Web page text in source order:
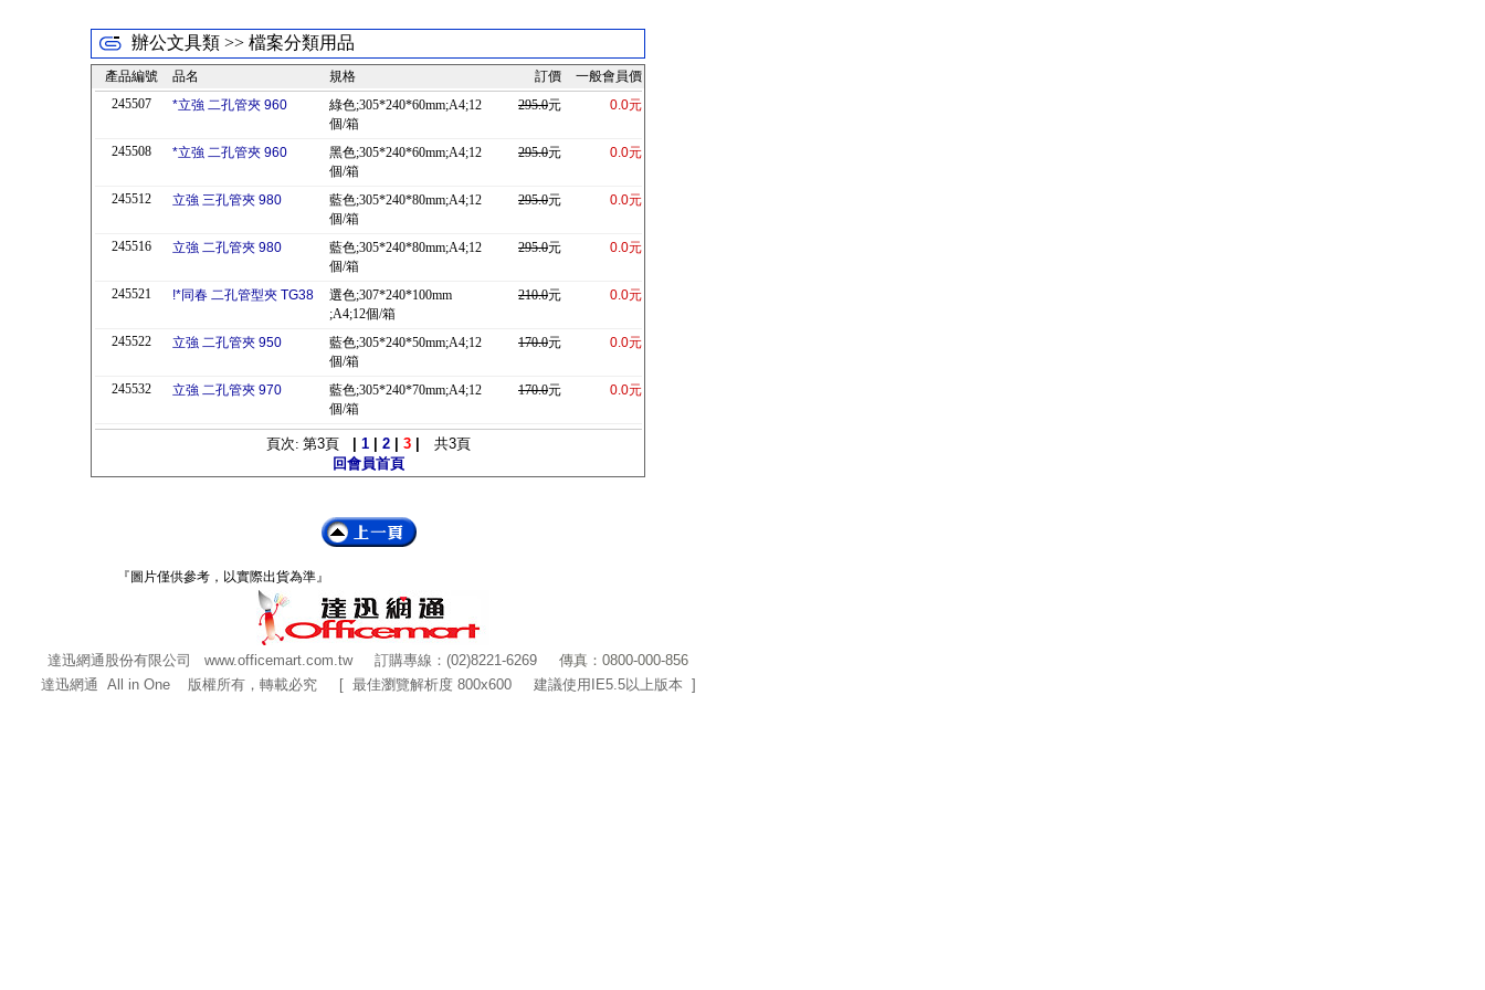
辦公文具類 >> 檔案分類用品
產品編號 品名 規格 訂價
一般會員價
245507
*立強 二孔管夾 960
綠色;305*240*60mm;A4;12
個/箱
295.0元 0.0元
245508 *立強 二孔管夾 960
黑色;305*240*60mm;A4;12
個/箱
295.0元 0.0元
245512 立強 三孔管夾 980
藍色;305*240*80mm;A4;12
個/箱
295.0元 0.0元
245516 立強 二孔管夾 980
藍色;305*240*80mm;A4;12
個/箱
295.0元 0.0元
245521 !*同春 二孔管型夾 TG38
選色;307*240*100mm
;A4;12個/箱
210.0元 0.0元
245522 立強 二孔管夾 950
藍色;305*240*50mm;A4;12
個/箱
170.0元 0.0元
245532 立強 二孔管夾 970
藍色;305*240*70mm;A4;12
個/箱
170.0元 0.0元
頁次: 第3頁 1| 2| 3| 共3頁
回會員首頁
『圖片僅供參考，以實際出貨為準』
達迅網通股份有限公司 www.officemart.com.tw訂購專線：(02)8221-6269
傳真：0800-000-856
達迅網通 All in One 版權所有，轉載必究 [ 最佳瀏覽解析度 800x600 建議使用IE5.5以上版本 ]